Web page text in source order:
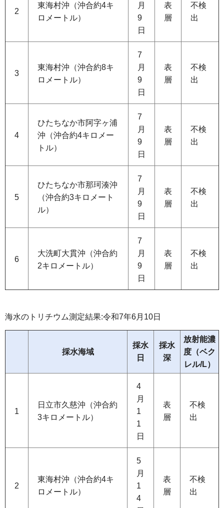
2
東海村沖（沖合約4キ
ロメートル）
月
9
日
表
層
不検
出
3
東海村沖（沖合約8キ
ロメートル）
7
月
9
日
表
層
不検
出
4
ひたちなか市阿字ヶ浦
沖（沖合約4キロメー
トル）
7
月
9
日
表
層
不検
出
5
ひたちなか市那珂湊沖
（沖合約3キロメート
ル）
7
月
9
日
表
層
不検
出
6
大洗町大貫沖（沖合約
2キロメートル）
7
月
9
日
表
層
不検
出
海水のトリチウム測定結果:令和7年6月10日
採水海域
採水
日
採水
深
放射能濃
度（ベク
レル/L）
1
日立市久慈沖（沖合約
3キロメートル）
4
月
1
1
日
表
層
不検
出
2
東海村沖（沖合約4キ
ロメートル）
5
月
1
4
表
層
不検
出